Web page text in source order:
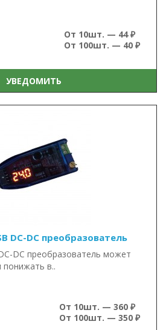
От 10шт. — 44 ₽
От 100шт. — 40 ₽
УВЕДОМИТЬ
DC-DC преобразователь
DC преобразователь может
понижать в..
От 10шт. — 360 ₽
От 100шт. — 350 ₽